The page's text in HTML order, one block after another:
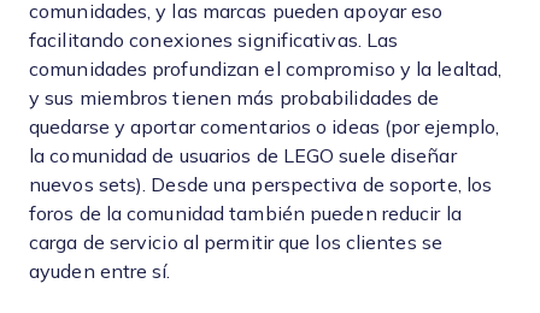
comunidades, y las marcas pueden apoyar eso
facilitando conexiones significativas. Las
comunidades profundizan el compromiso y la lealtad,
y sus miembros tienen más probabilidades de
quedarse y aportar comentarios o ideas (por ejemplo,
la comunidad de usuarios de LEGO suele diseñar
nuevos sets). Desde una perspectiva de soporte, los
foros de la comunidad también pueden reducir la
carga de servicio al permitir que los clientes se
ayuden entre sí.